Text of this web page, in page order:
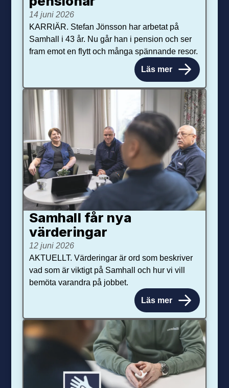
14 juni 2026
KARRIÄR. Stefan Jönsson har arbetat på
Samhall i 43 år. Nu går han i pension och ser
fram emot en flytt och många spännande resor.
Läs mer
Samhall får nya
värdering­ar
12 juni 2026
AKTUELLT. Värderingar är ord som beskriver
vad som är viktigt på Samhall och hur vi vill
bemöta varandra på jobbet.
Läs mer